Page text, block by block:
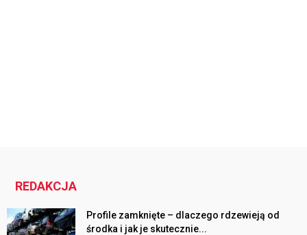
REDAKCJA
Profile zamknięte – dlaczego rdzewieją od
środka i jak je skutecznie...